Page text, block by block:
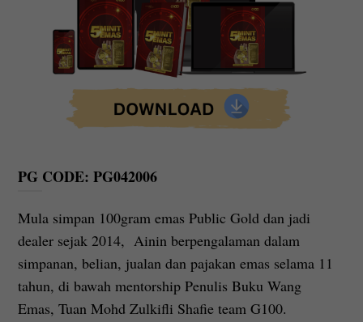
PG CODE: PG042006
Mula simpan 100gram emas Public Gold dan jadi
dealer sejak 2014, Ainin berpengalaman dalam
simpanan, belian, jualan dan pajakan emas selama 11
tahun, di bawah mentorship Penulis Buku Wang
Emas, Tuan Mohd Zulkifli Shafie team G100.